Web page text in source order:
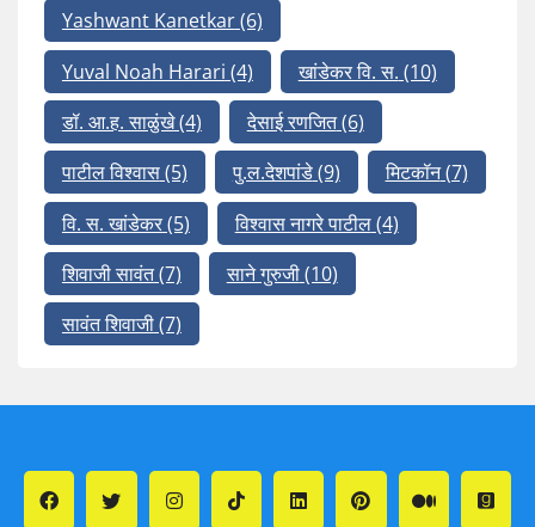
Yashwant Kanetkar(6)
Yuval Noah Harari (4) खांडेकर वि. स. (10)
डॉ. आ.ह. साळुंखे(4) देसाई रणजित(6)
पाटील विश्वास(5) पु.ल.देशपांडे(9) मिटकॉन(7)
वि. स. खांडेकर(5) विश्वास नागरे पाटील(4)
शिवाजी सावंत(7) साने गुरुजी(10)
सावंत शिवाजी(7)